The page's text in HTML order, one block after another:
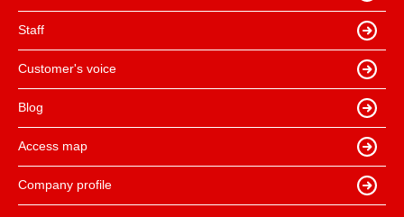
Staff
Customer's voice
Blog
Access map
Company profile